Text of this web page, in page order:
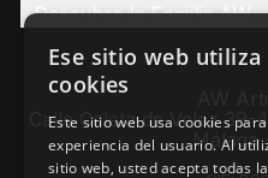
Descubre la Familia AW
Calle Caleta de Velez
Málaga
Ese sitio web utiliza
cookies
Este sitio web usa cookies
experiencia del usuario. Al
sitio web, usted acepta todas